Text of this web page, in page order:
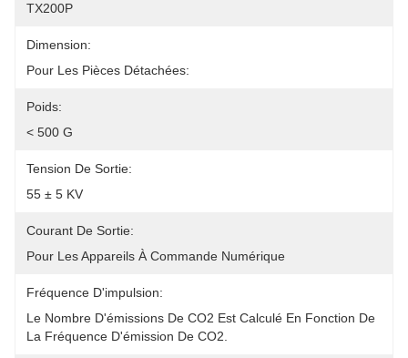
TX200P
Dimension:
Pour Les Pièces Détachées:
Poids:
< 500 G
Tension De Sortie:
55 ± 5 KV
Courant De Sortie:
Pour Les Appareils À Commande Numérique
Fréquence D'impulsion:
Le Nombre D'émissions De CO2 Est Calculé En Fonction De
La Fréquence D'émission De CO2.